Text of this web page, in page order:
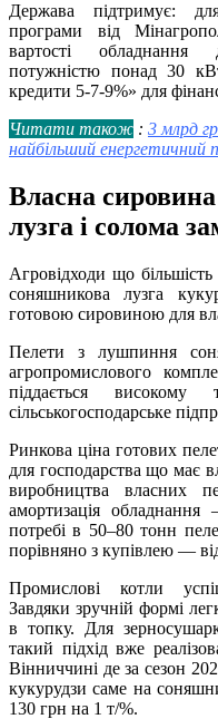
Держава підтримує:
програми від
вартості обладнання
потужністю понад 30
кредити 5-7-9%» для
Читати також : 3 млрд
найбільший енергетичний
Власна
лузга і солома
Агровідходи що
соняшникова лузга
готовою сировиною для
Пелети з лушпиння
агропромислового
піддається
сільськогосподарське
Ринкова ціна готових
для господарства що має
виробництва власних
амортизація
потребі в 50–80 тонн
порівняно з купівлею —
Промислові котли
Завдяки зручній формі
в топку. Для
такий підхід вже
Вінниччині де за сезон
кукурудзи саме на
130 грн на 1 т/%.